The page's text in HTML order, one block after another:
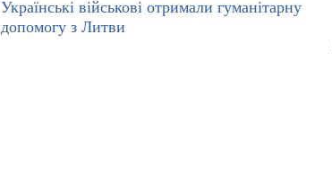
Українські військові отримали гуманітарну
допомогу з Литви